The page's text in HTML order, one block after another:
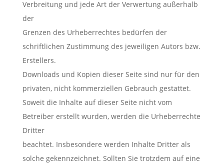
Verbreitung und jede Art der Verwertung außerhalb
der
Grenzen des Urheberrechtes bedürfen der
schriftlichen Zustimmung des jeweiligen Autors bzw.
Erstellers.
Downloads und Kopien dieser Seite sind nur für den
privaten, nicht kommerziellen Gebrauch gestattet.
Soweit die Inhalte auf dieser Seite nicht vom
Betreiber erstellt wurden, werden die Urheberrechte
Dritter
beachtet. Insbesondere werden Inhalte Dritter als
solche gekennzeichnet. Sollten Sie trotzdem auf eine